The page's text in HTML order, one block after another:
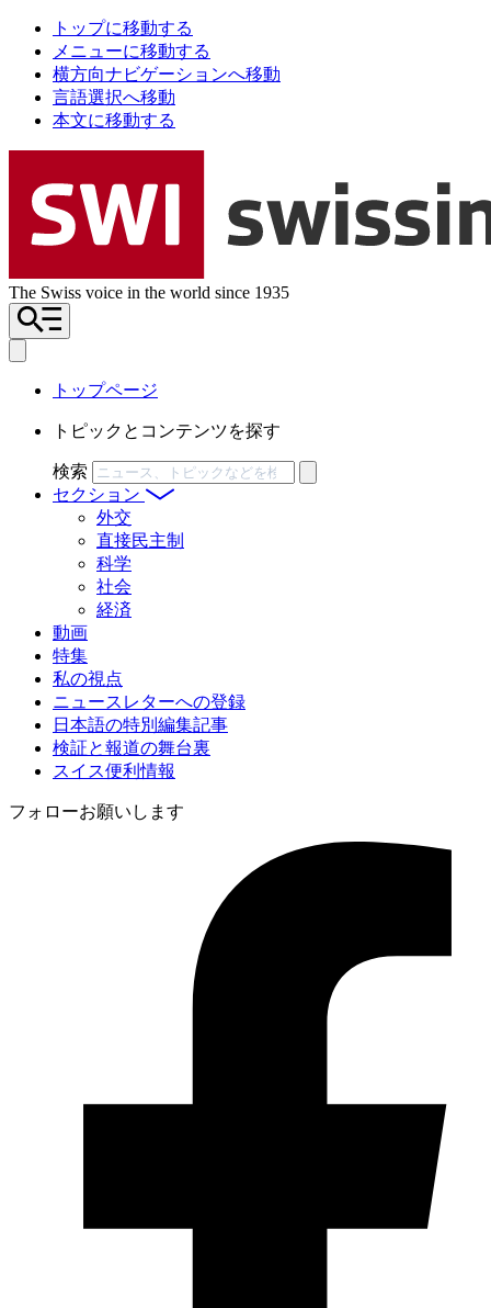
トップに移動する
メニューに移動する
横方向ナビゲーションへ移動
言語選択へ移動
本文に移動する
The Swiss voice in the world since 1935
トップページ
トピックとコンテンツを探す
検索
セクション
外交
直接民主制
科学
社会
経済
動画
特集
私の視点
ニュースレターへの登録
日本語の特別編集記事
検証と報道の舞台裏
スイス便利情報
フォローお願いします